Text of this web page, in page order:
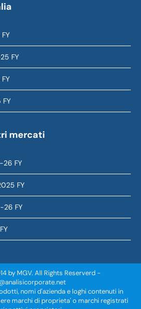
FY
mercati
26 FY
FY
26 FY
by MGV. All Rights Reserverd -
nomi d'azienda e loghi contenuti in
marchi di proprieta' o marchi registrati